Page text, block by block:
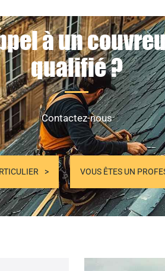
à un
qualifié ?
Contactez-nous
VOUS ÊTES UN